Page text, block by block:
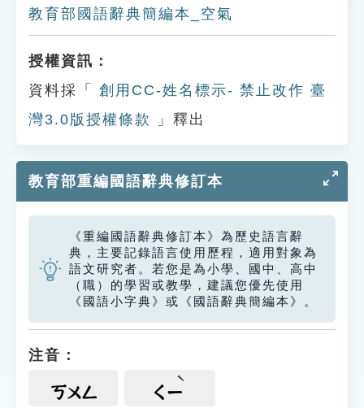
教育部國語辭典簡編本_空氣
授權資訊：
資料採「
創用CC-姓名標示- 禁止改作 臺
灣3.0版授權條款
」釋出
教育部重編國語辭典修訂本
《重編國語辭典修訂本》為歷史語言辭
典，主要記錄語言使用歷程，適用對象為
語文研究者。若您是為小學、國中、高中
（職）的學習或教學，建議您優先使用
《國語小字典》或《國語辭典簡編本》。
注音：
ㄎㄨㄥ ㄑㄧ